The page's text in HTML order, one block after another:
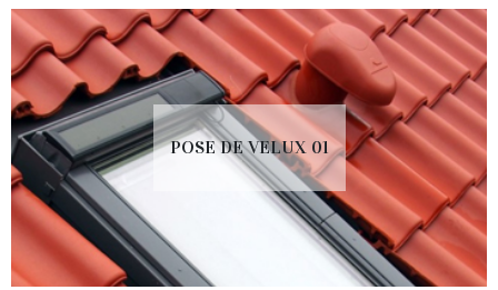
POSE DE VELUX 01